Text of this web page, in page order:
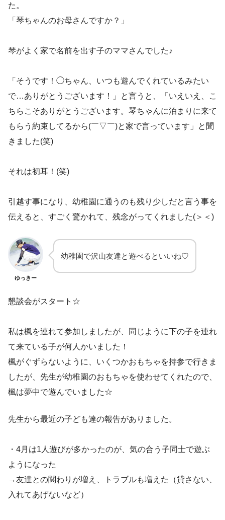
た。
「琴ちゃんのお母さんですか？」
琴がよく家で名前を出す子のママさんでした♪
「そうです！◯ちゃん、いつも遊んでくれているみたい
で…ありがとうございます！」と言うと、「いえいえ、こ
ちらこそありがとうございます。琴ちゃんに泊まりに来て
もらう約束してるから(￣▽￣)と家で言っています」と聞
きました(笑)
それは初耳！(笑)
引越す事になり、幼稚園に通うのも残り少しだと言う事を
伝えると、すごく驚かれて、残念がってくれました(＞＜)
ゆっきー
幼稚園で沢山友達と遊べるといいね♡
懇談会がスタート☆
私は楓を連れて参加しましたが、同じように下の子を連れ
て来ている子が何人かいました！
楓がぐずらないように、いくつかおもちゃを持参で行きま
したが、先生が幼稚園のおもちゃを使わせてくれたので、
楓は夢中で遊んでいました☆
先生から最近の子ども達の報告がありました。
・4月は1人遊びが多かったのが、気の合う子同士で遊ぶ
ようになった
→友達との関わりが増え、トラブルも増えた（貸さない、
入れてあげないなど）